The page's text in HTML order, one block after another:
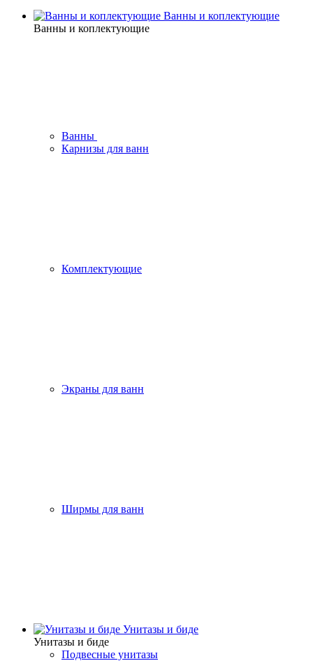
Ванны и коплектующие
Ванны и коплектующие
Ванны
Карнизы для ванн
Комплектующие
Экраны для ванн
Ширмы для ванн
Унитазы и биде
Унитазы и биде
Подвесные унитазы